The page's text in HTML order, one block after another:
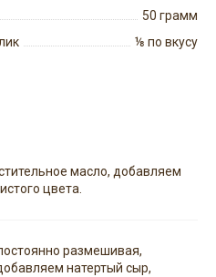
50 грамм
⅛ по вкусу
масло, добавляем
цвета.
размешивая,
натертый сыр,